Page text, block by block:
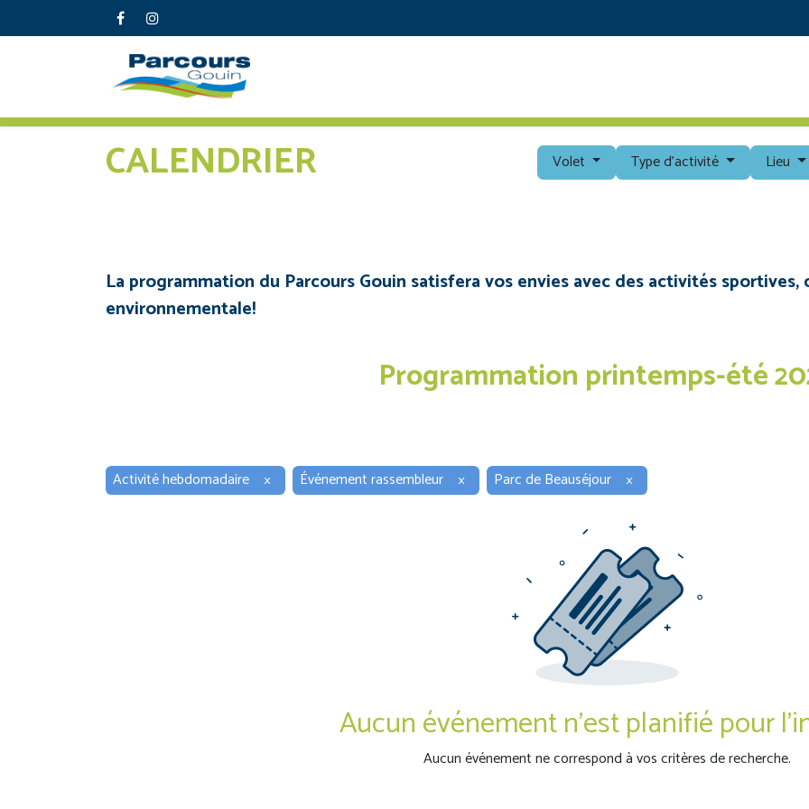
CALENDRIER Volet Type d'activité Lieu
La programmation du Parcours Gouin satisfera vos envies avec des activités
environnementale!
Programmation printemps-été
Activité hebdomadaire × Événement rassembleur × Parc de Beauséjour ×
Aucun événement n'est planifié pour
Aucun événement ne correspond à vos critères de recherche.